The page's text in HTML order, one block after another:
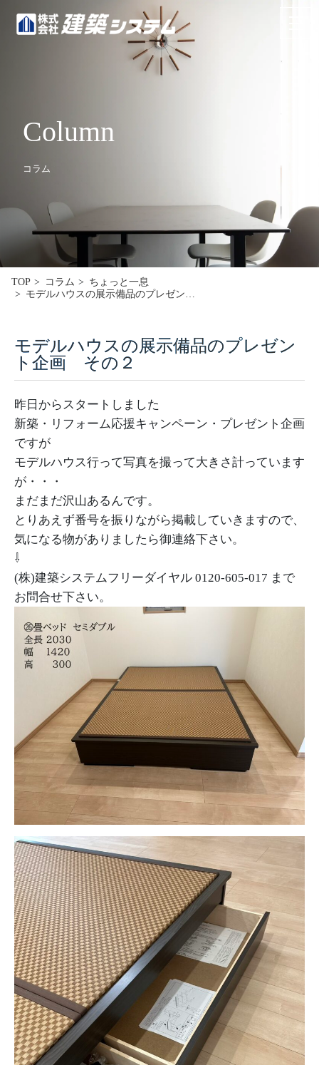
Column
コラム
TOP コラム
ちょっと一息
モデルハウスの展示備品のプレゼン…
モデルハウスの展示備品のプレゼン
ト企画 その２
昨日からスタートしました
新築・リフォーム応援キャンペーン・プレゼント企画
ですが
モデルハウス行って写真を撮って大きさ計っています
が・・・
まだまだ沢山あるんです。
とりあえず番号を振りながら掲載していきますので、
気になる物がありましたら御連絡下さい。
⇩
(株)建築システムフリーダイヤル 0120-605-017 まで
お問合せ下さい。
商品ラインナップ
施工事例
お客様の声
採用情報
ルームツアー
お知らせ
コラム
会社案内
ZEH
不動産情報(土地･分譲地･中古住宅)
サイトマップ